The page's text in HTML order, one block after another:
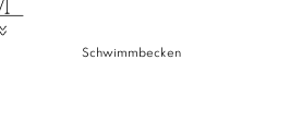
Schwimmbecken